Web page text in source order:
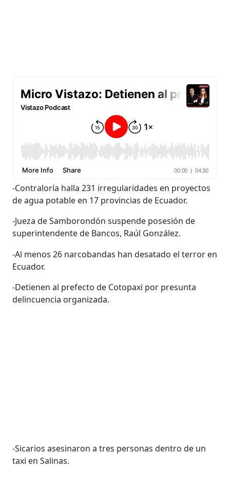
-Contraloría halla 231 irregularidades en proyectos
de agua potable en 17 provincias de Ecuador.
-Jueza de Samborondón suspende posesión de
superintendente de Bancos, Raúl González.
-Al menos 26 narcobandas han desatado el terror en
Ecuador.
-Detienen al prefecto de Cotopaxi por presunta
delincuencia organizada.
-Sicarios asesinaron a tres personas dentro de un
taxi en Salinas.